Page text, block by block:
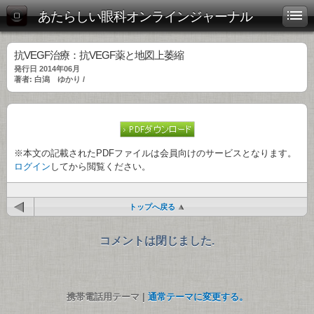
あたらしい眼科オンラインジャーナル
抗VEGF治療：抗VEGF薬と地図上萎縮
発行日 2014年06月
著者: 白潟 ゆかり /
※本文の記載されたPDFファイルは会員向けのサービスとなります。
ログイン してから閲覧ください。
トップへ戻る
コメントは閉じました.
携帯電話用テーマ | 通常テーマに変更する。